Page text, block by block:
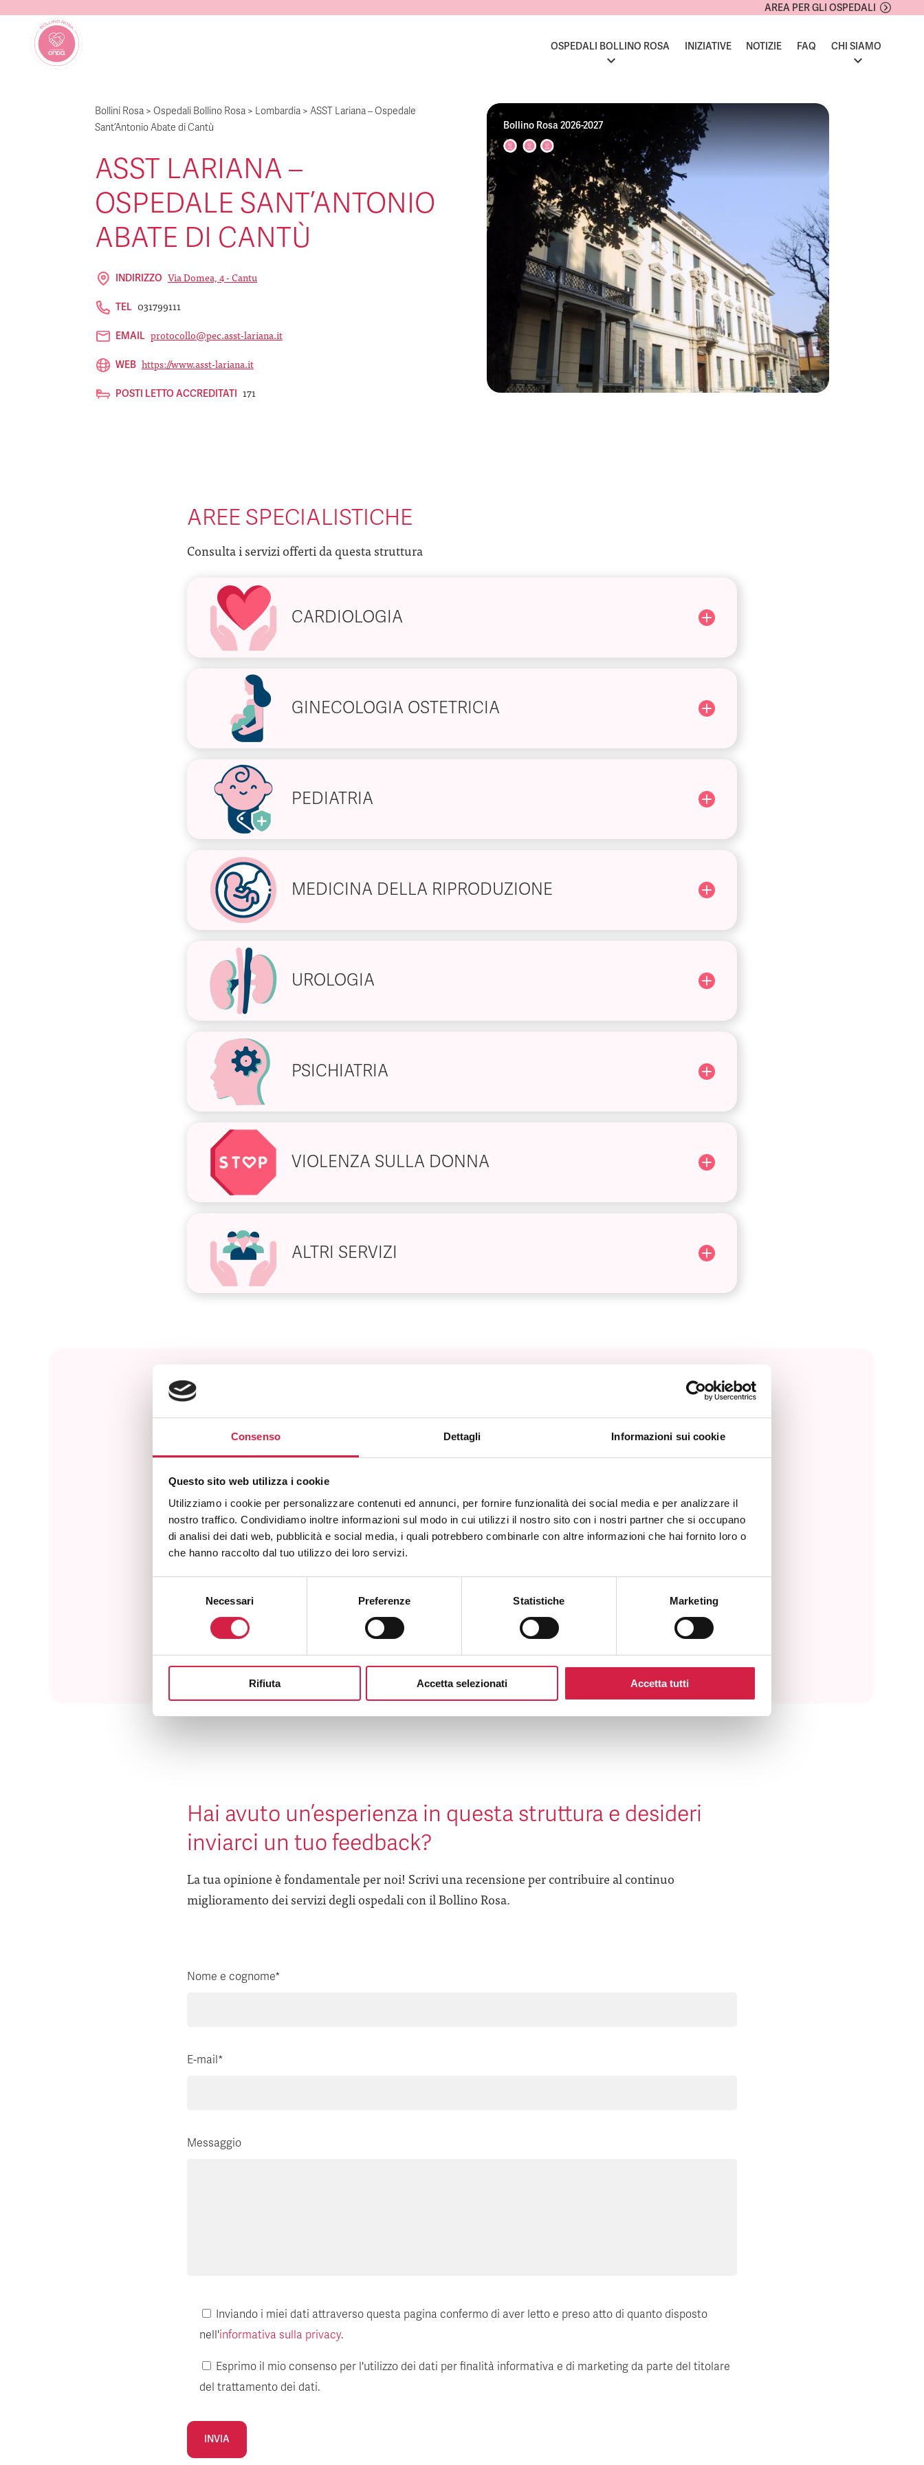
Consenso Dettagli Informazioni sui cookie
Questo sito web utilizza i cookie
Utilizziamo i cookie per personalizzare contenuti ed annunci, per fornire funzionalità dei social media e per analizzare il
nostro traffico. Condividiamo inoltre informazioni sul modo in cui utilizzi il nostro sito con i nostri partner che si occupano
di analisi dei dati web, pubblicità e social media, i quali potrebbero combinarle con altre informazioni che hai fornito loro o
che hanno raccolto dal tuo utilizzo dei loro servizi.
Necessari Preferenze Statistiche Marketing
Rifiuta Accetta selezionati Accetta tutti
AREA PER GLI OSPEDALI
OSPEDALI BOLLINO ROSA INIZIATIVE NOTIZIE FAQ CHI SIAMO
Bollini Rosa > Ospedali Bollino Rosa > Lombardia > ASST Lariana – Ospedale
Sant’Antonio Abate di Cantù
ASST LARIANA –
OSPEDALE SANT’ANTONIO
ABATE DI CANTÙ
INDIRIZZO Via Domea, 4 - Cantu
TEL 031799111
EMAIL protocollo@pec.asst-lariana.it
WEB https://www.asst-lariana.it
POSTI LETTO ACCREDITATI 171
Bollino Rosa 2026-2027
AREE SPECIALISTICHE
Consulta i servizi offerti da questa struttura
CARDIOLOGIA
GINECOLOGIA OSTETRICIA
PEDIATRIA
MEDICINA DELLA RIPRODUZIONE
UROLOGIA
PSICHIATRIA
VIOLENZA SULLA DONNA
ALTRI SERVIZI
Cosa sono gli ospedali Bollino Rosa?
Come viene assegnato il Bollino Rosa?
Come riconosco un ospedale Bollino Rosa?
Quali sono i vantaggi per la popolazione?
Hai avuto un’esperienza in questa struttura e desideri
inviarci un tuo feedback?
La tua opinione è fondamentale per noi! Scrivi una recensione per contribuire al continuo
miglioramento dei servizi degli ospedali con il Bollino Rosa.
Nome e cognome*
E-mail*
Messaggio
Inviando i miei dati attraverso questa pagina confermo di aver letto e preso atto di quanto disposto
nell'informativa sulla privacy.
Esprimo il mio consenso per l'utilizzo dei dati per finalità informativa e di marketing da parte del titolare
del trattamento dei dati.